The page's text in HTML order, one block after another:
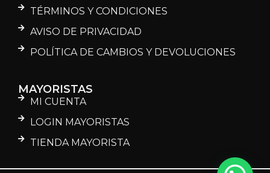
TÉRMINOS Y CONDICIONES
AVISO DE PRIVACIDAD
POLÍTICA DE CAMBIOS Y DEVOLUCIONES
MAYORISTAS
MI CUENTA
LOGIN MAYORISTAS
TIENDA MAYORISTA